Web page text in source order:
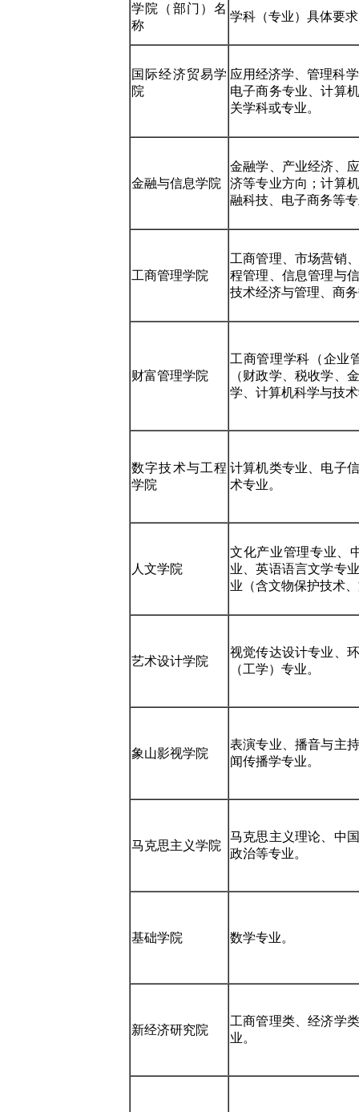
学院（部门）名
称
学科（专业）具体要
国际经济贸易学
院
应用经济学、管理科
电子商务专业、计算
关学科或专业。
金融与信息学院
金融学、产业经济、
济等专业方向；计算
融科技、电子商务等
工商管理学院
工商管理、市场营销
程管理、信息管理与
技术经济与管理、商
财富管理学院
工商管理学科（企业
（财政学、税收学、
学、计算机科学与技
数字技术与工程
学院
计算机类专业、电子
术专业。
人文学院
文化产业管理专业、
业、英语语言文学专
业（含文物保护技术
艺术设计学院
视觉传达设计专业、
（工学）专业。
象山影视学院
表演专业、播音与主
闻传播学专业。
马克思主义学院
马克思主义理论、中
政治等专业。
基础学院 数学专业。
新经济研究院
工商管理类、经济学
业。